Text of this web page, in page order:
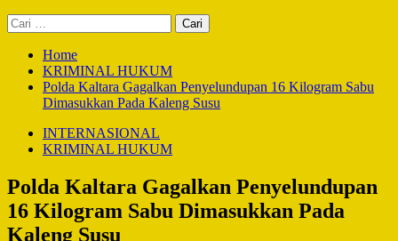
Cari
untuk:
Home
KRIMINAL HUKUM
Polda Kaltara Gagalkan Penyelundupan 16 Kilogram Sabu
Dimasukkan Pada Kaleng Susu
INTERNASIONAL
KRIMINAL HUKUM
Polda Kaltara Gagalkan Penyelundupan
16 Kilogram Sabu Dimasukkan Pada
Kaleng Susu